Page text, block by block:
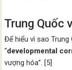
Trung Quốc
Để hiểu vì sao Trung
“developmental
vượng hóa”. [5]